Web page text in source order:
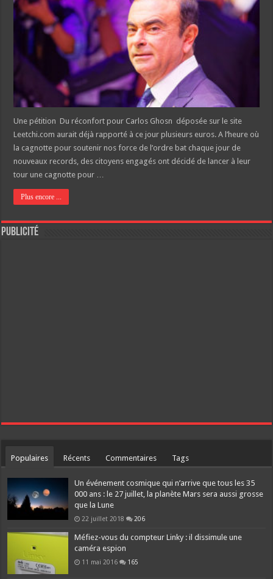
Une pétition Du réconfort pour Carlos Ghosn déposée sur le site
Leetchi.com aurait déjà rapporté à ce jour plusieurs euros. A l’heure où
la cagnotte pour soutenir nos force de l’ordre bat chaque jour de
nouveaux records, des citoyens engagés ont décidé de lancer à leur
tour une cagnotte pour …
Plus encore ...
Publicité
Populaires Récents Commentaires Tags
Un événement cosmique qui n’arrive que tous les 35
000 ans : le 27 juillet, la planète Mars sera aussi grosse
que la Lune
22 juillet 2018 206
Méfiez-vous du compteur Linky : il dissimule une
caméra espion
11 mai 2016 165